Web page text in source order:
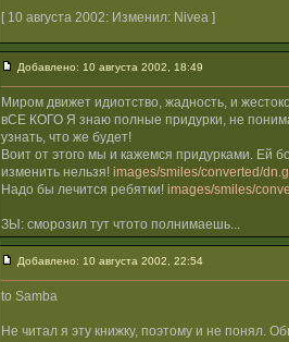
[ 10 августа 2002: Изменил: Nivea ]
Добавлено: 10 августа 2002, 18:49
Миром движет идиотство, жадность, и
вСЕ КОГО Я знаю полные придурки, не
узнать, что же будет!
Воит от этого мы и кажемся придурками. Ей
изменить нельзя! images/smiles/converted/
Надо бы лечится ребятки! images/smiles/
ЗЫ: сморозил тут чтото полнимаешь...
Добавлено: 10 августа 2002, 22:54
to Samba
Не читал я эту книжку, поэтому и не понял.